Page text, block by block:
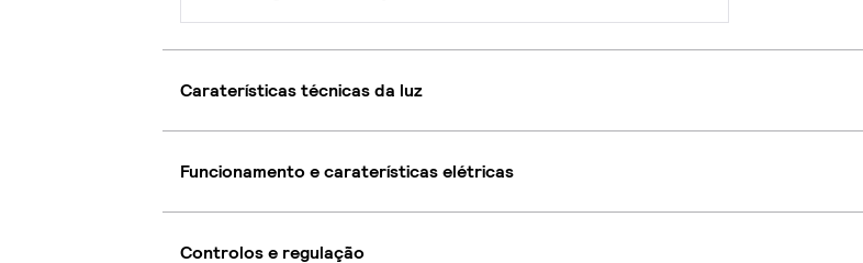
Caraterísticas técnicas da luz
Funcionamento e caraterísticas elétricas
Controlos e regulação